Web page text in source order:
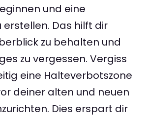
und eine
erstellen. Das hilft dir
zu behalten und
zu vergessen. Vergiss
eine Halteverbotszone
deiner alten und neuen
Dies erspart dir